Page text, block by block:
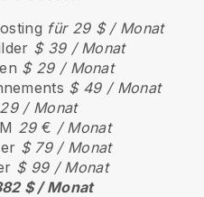
für 29 $ / Monat
$ 39 / Monat
$ 29 / Monat
$ 49 / Monat
/ Monat
29€ / Monat
$ 79 / Monat
$ 99 / Monat
$ / Monat